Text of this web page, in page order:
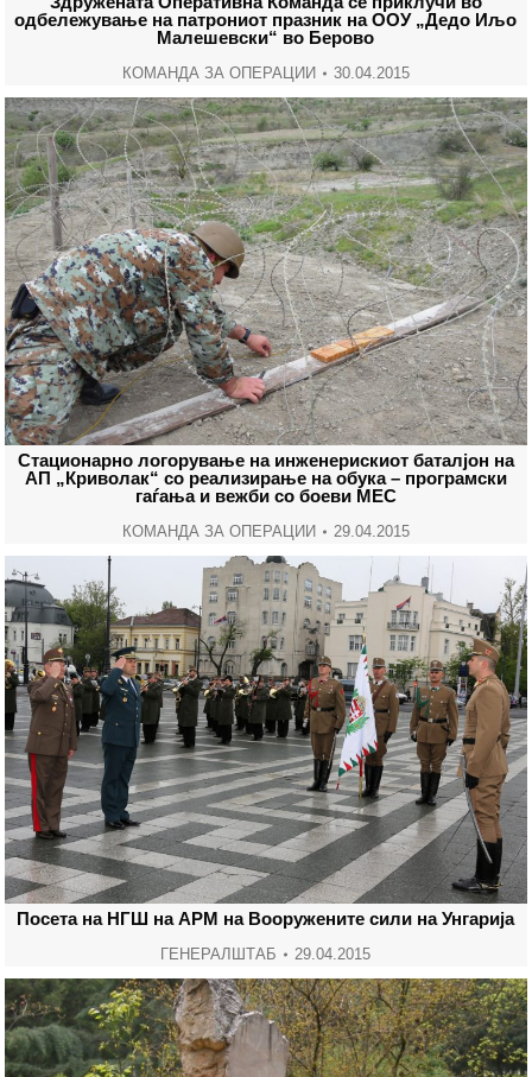
одбележување на патрониот празник на ООУ „Дедо Иљо
Малешевски“ во Берово
КОМАНДА ЗА ОПЕРАЦИИ 30.04.2015
Стационарно логорување на инженерискиот баталјон на
АП „Криволак“ со реализирање на обука – програмски
гаѓања и вежби со боеви МЕС
КОМАНДА ЗА ОПЕРАЦИИ 29.04.2015
Посета на НГШ на АРМ на Вооружените сили на Унгарија
ГЕНЕРАЛШТАБ 29.04.2015